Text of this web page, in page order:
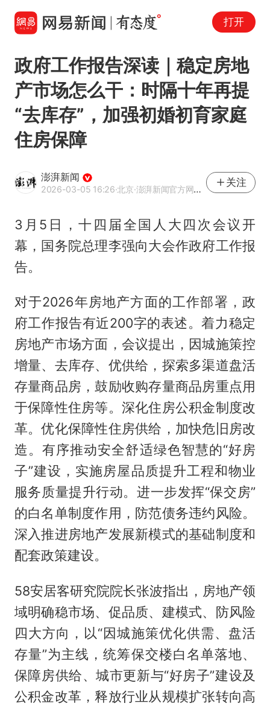
打开
政府工作报告深读｜稳定房地
产市场怎么干：时隔十年再提
“去库存”，加强初婚初育家庭
住房保障
澎湃新闻
2026-03-05 16:26·北京·澎湃新闻官方网易号
关注
3月5日，十四届全国人大四次会议开
幕，国务院总理李强向大会作政府工作报
告。
对于2026年房地产方面的工作部署，政
府工作报告有近200字的表述。着力稳定
房地产市场方面，会议提出，因城施策控
增量、去库存、优供给，探索多渠道盘活
存量商品房，鼓励收购存量商品房重点用
于保障性住房等。深化住房公积金制度改
革。优化保障性住房供给，加快危旧房改
造。有序推动安全舒适绿色智慧的“好房
子”建设，实施房屋品质提升工程和物业
服务质量提升行动。进一步发挥“保交房”
的白名单制度作用，防范债务违约风险。
深入推进房地产发展新模式的基础制度和
配套政策建设。
58安居客研究院院长张波指出，房地产领
域明确稳市场、促品质、建模式、防风险
四大方向，以“因城施策优化供需、盘活
存量”为主线，统筹保交楼白名单落地、
保障房供给、城市更新与“好房子”建设及
公积金改革，释放行业从规模扩张转向高